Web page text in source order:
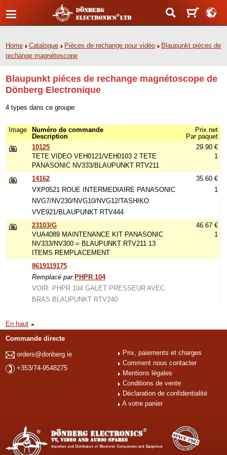
Home Catalogue Pièces de rechange pour vidéo
Blaupunkt piéces de
rechange magnétoscope
Blaupunkt piéces de rechange magnétoscope de
Dönberg Electronique
4 types dans ce groupe
Image
Numéro de commande
Description
Prix net
Par paquet
10125
TETE VIDEO VEH0121/VEH0103 2 TETE
PANASONIC NV333/BLAUPUNKT RTV211
29.90 €
1
14162
VXP0521 ROUE INTERMEDIAIRE PANASONIC
NVG7/NV230/NVG10/NVG12/TASHIKO
VVE921/BLAUPUNKT RTV444
35.60 €
1
23103/G
VUA4089 MAINTENANCE KIT PANASONIC
NV333/NV300 = BLAUPUNKT RTV211 13
ITEMS REMPLACEMENT
46.67 €
1
8619119175
Remplacé par: PHPR 104
VOIR: PHPR 104 GALET PRESSEUR AVEC
BRAS BLAUPUNKT RTV240
En haut
Commande directe
orders@donberg.ie
+353/74-9548275
Prix, paiements et charges
Comment nous contacter
Mentions légales
Conditions de vente
Déclaration de confidentialité
A votre panier